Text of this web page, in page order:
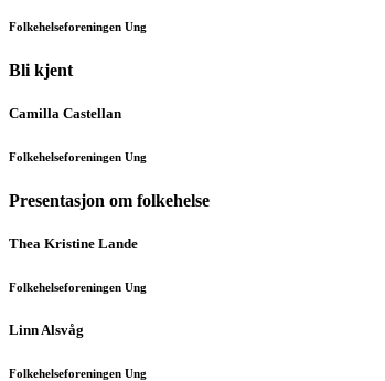
Folkehelseforeningen Ung
Bli kjent
Camilla Castellan
Folkehelseforeningen Ung
Presentasjon om folkehelse
Thea Kristine Lande
Folkehelseforeningen Ung
Linn Alsvåg
Folkehelseforeningen Ung